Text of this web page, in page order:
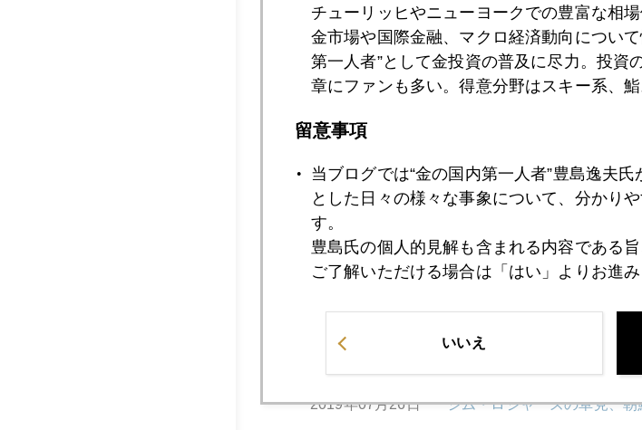
2019年
2019年07月30日 「歴史的」米国利下げを読む
2019年07月26日 ジム・ロジャーズの卓見、
チューリッヒやニューヨークでの豊富な相
金市場や国際金融、マクロ経済動向につい
第一人者”として金投資の普及に尽力。投資
章にファンも多い。得意分野はスキー系、鮨
留意事項
当ブログでは“金の国内第一人者”豊島逸夫
とした日々の様々な事象について、分かり
す。
豊島氏の個人的見解も含まれる内容である
ご了解いただける場合は「はい」よりお進み
いいえ